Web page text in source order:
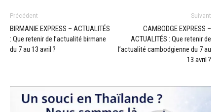
Précédent
BIRMANIE EXPRESS – ACTUALITÉS
: Que retenir de l’actualité birmane
du 7 au 13 avril ?
Suivant
CAMBODGE EXPRESS –
ACTUALITÉS : Que retenir de
l’actualité cambodgienne du 7 au
13 avril ?